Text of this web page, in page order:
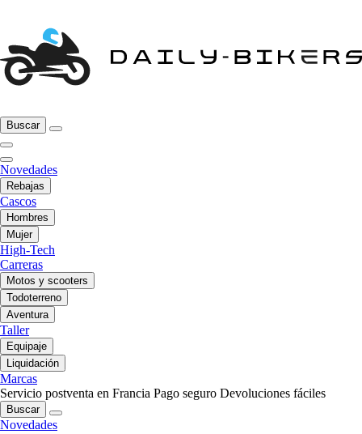
Buscar
Novedades
Rebajas
Cascos
Hombres
Mujer
High-Tech
Carreras
Motos y scooters
Todoterreno
Aventura
Taller
Equipaje
Liquidación
Marcas
Servicio postventa en Francia Pago seguro Devoluciones fáciles
Buscar
Novedades